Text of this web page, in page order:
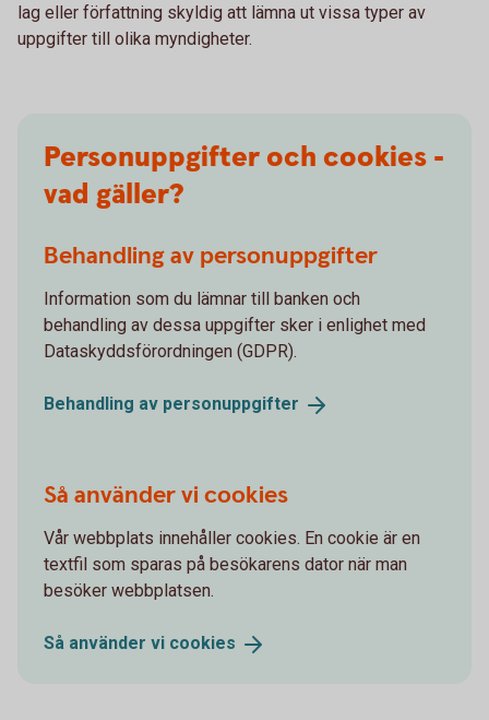
lag eller författning skyldig att lämna ut vissa typer av
uppgifter till olika myndigheter.
Personuppgifter och cookies -
vad gäller?
Behandling av personuppgifter
Information som du lämnar till banken och
behandling av dessa uppgifter sker i enlighet med
Dataskyddsförordningen (GDPR).
Behandling av personuppgifter
Så använder vi cookies
Vår webbplats innehåller cookies. En cookie är en
textfil som sparas på besökarens dator när man
besöker webbplatsen.
Så använder vi cookies